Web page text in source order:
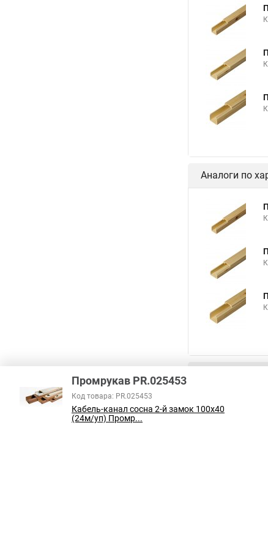
Аналоги по
Промрукав PR.025453
Код товара: PR.025453
Кабель-канал сосна 2-й замок 100х40
(24м/уп) Промр...